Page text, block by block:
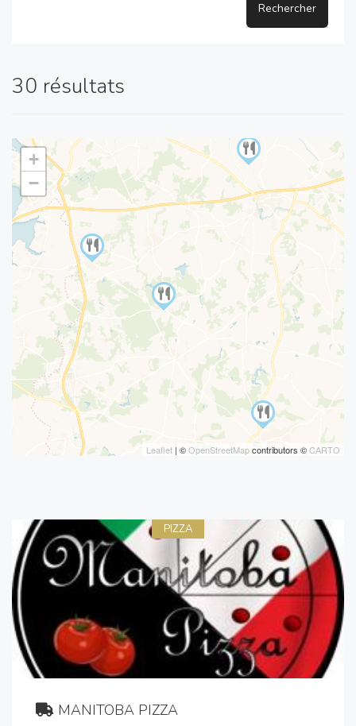
Rechercher
30 résultats
+
−
Leaflet | ©OpenStreetMapcontributors ©CARTO
PIZZA
MANITOBA PIZZA